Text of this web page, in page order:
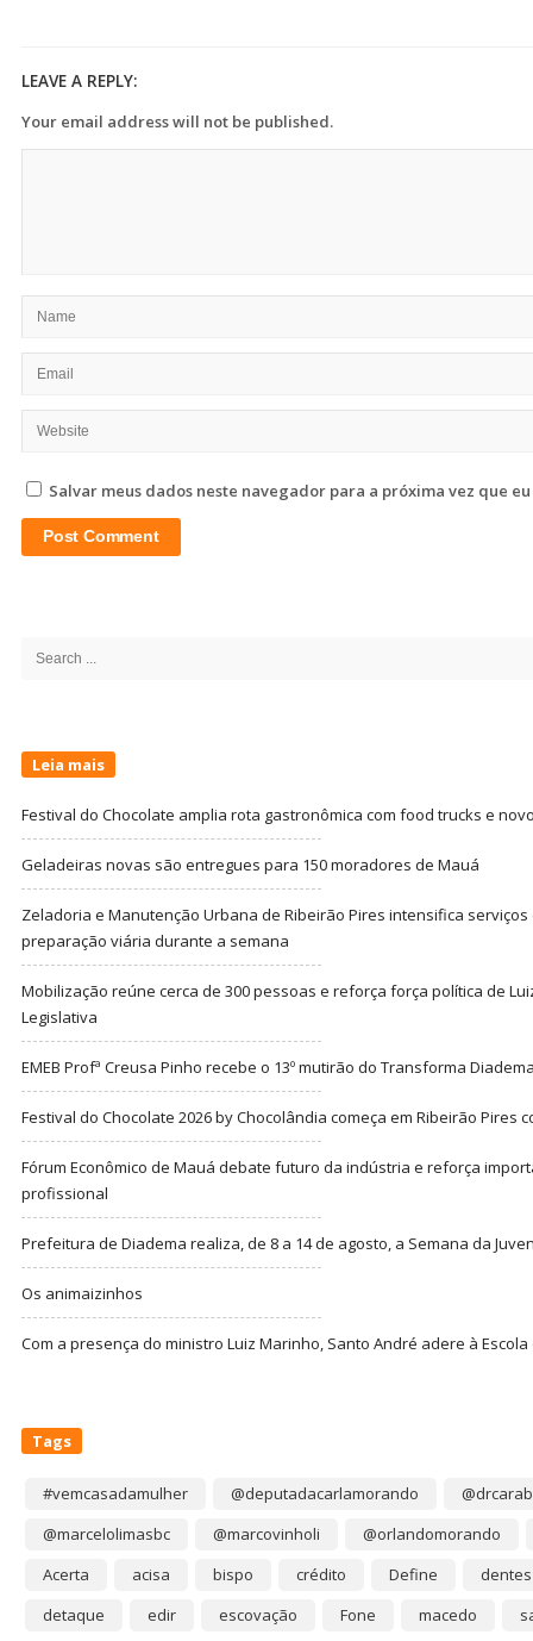
LEAVE A REPLY:
Your email address will not be published.
Salvar meus dados neste navegador para a próxima vez que
Leia mais
Festival do Chocolate amplia rota gastronômica com food trucks e
Geladeiras novas são entregues para 150 moradores de Mauá
Zeladoria e Manutenção Urbana de Ribeirão Pires intensifica
preparação viária durante a semana
Mobilização reúne cerca de 300 pessoas e reforça força política de
Legislativa
EMEB Profª Creusa Pinho recebe o 13º mutirão do Transforma
Festival do Chocolate 2026 by Chocolândia começa em Ribeirão Pires
Fórum Econômico de Mauá debate futuro da indústria e reforça
profissional
Prefeitura de Diadema realiza, de 8 a 14 de agosto, a Semana da
Os animaizinhos
Com a presença do ministro Luiz Marinho, Santo André adere à
Tags
#vemcasadamulher @deputadacarlamorando
@marcelolimasbc
@marcovinholi
@orlandomorando
Acerta
acisa bispo crédito Define
dentes
detaque
edir escovação Fone macedo